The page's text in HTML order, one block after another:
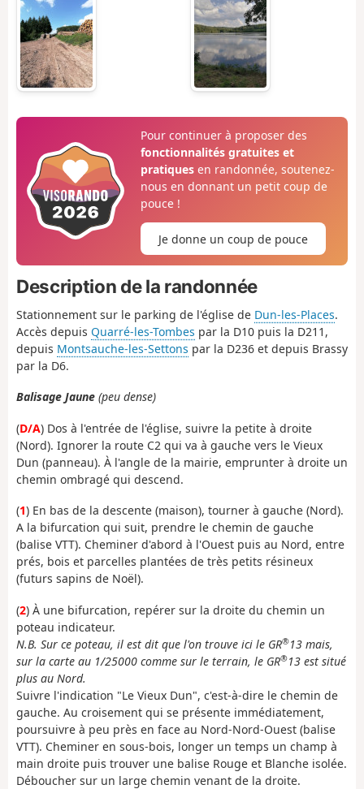
Pour continuer à proposer des
fonctionnalités gratuites et
pratiquesen randonnée, soutenez-
nous en donnant un petit coup de
pouce !
Je donne un coup de pouce
Description de la randonnée
Stationnement sur le parking de l'église de Dun-les-Places.
Accès depuis Quarré-les-Tombes par la D10 puis la D211,
depuis Montsauche-les-Settons par la D236 et depuis Brassy
par la D6.
Balisage Jaune (peu dense)
(D/A) Dos à l'entrée de l'église, suivre la petite à droite
(Nord). Ignorer la route C2 qui va à gauche vers le Vieux
Dun (panneau). À l'angle de la mairie, emprunter à droite un
chemin ombragé qui descend.
(1) En bas de la descente (maison), tourner à gauche (Nord).
A la bifurcation qui suit, prendre le chemin de gauche
(balise VTT). Cheminer d'abord à l'Ouest puis au Nord, entre
prés, bois et parcelles plantées de très petits résineux
(futurs sapins de Noël).
(2) À une bifurcation, repérer sur la droite du chemin un
poteau indicateur.
N.B. Sur ce poteau, il est dit que l'on trouve ici le GR®13 mais,
sur la carte au 1/25000 comme sur le terrain, le GR®13 est situé
plus au Nord.
Suivre l'indication "Le Vieux Dun", c'est-à-dire le chemin de
gauche. Au croisement qui se présente immédiatement,
poursuivre à peu près en face au Nord-Nord-Ouest (balise
VTT). Cheminer en sous-bois, longer un temps un champ à
main droite puis trouver une balise Rouge et Blanche isolée.
Déboucher sur un large chemin venant de la droite.